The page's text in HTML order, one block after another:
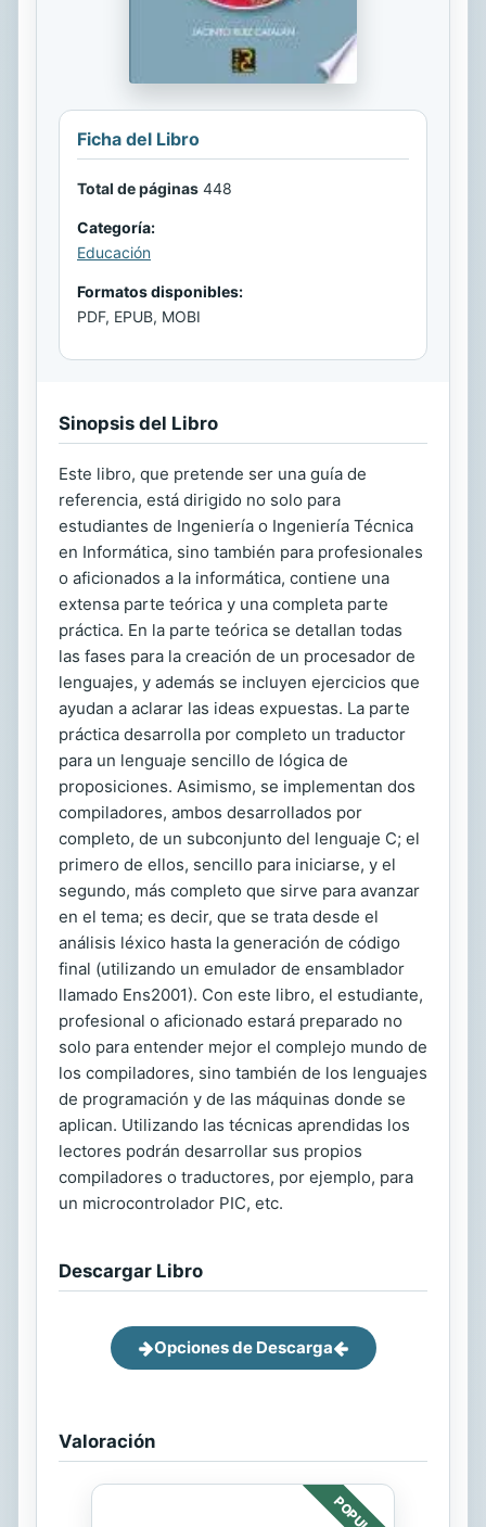
Ficha del Libro
Total de páginas 448
Categoría:
Educación
Formatos disponibles:
PDF, EPUB, MOBI
Sinopsis del Libro
Este libro, que pretende ser una guía de
referencia, está dirigido no solo para
estudiantes de Ingeniería o Ingeniería Técnica
en Informática, sino también para profesionales
o aficionados a la informática, contiene una
extensa parte teórica y una completa parte
práctica. En la parte teórica se detallan todas
las fases para la creación de un procesador de
lenguajes, y además se incluyen ejercicios que
ayudan a aclarar las ideas expuestas. La parte
práctica desarrolla por completo un traductor
para un lenguaje sencillo de lógica de
proposiciones. Asimismo, se implementan dos
compiladores, ambos desarrollados por
completo, de un subconjunto del lenguaje C; el
primero de ellos, sencillo para iniciarse, y el
segundo, más completo que sirve para avanzar
en el tema; es decir, que se trata desde el
análisis léxico hasta la generación de código
final (utilizando un emulador de ensamblador
llamado Ens2001). Con este libro, el estudiante,
profesional o aficionado estará preparado no
solo para entender mejor el complejo mundo de
los compiladores, sino también de los lenguajes
de programación y de las máquinas donde se
aplican. Utilizando las técnicas aprendidas los
lectores podrán desarrollar sus propios
compiladores o traductores, por ejemplo, para
un microcontrolador PIC, etc.
Descargar Libro
Opciones de Descarga
Valoración